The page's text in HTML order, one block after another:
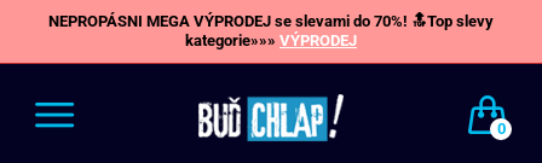
NEPROPÁSNI MEGA VÝPRODEJ se slevami do 70%! 🔝Top slevy
kategorie»»» VÝPRODEJ
0